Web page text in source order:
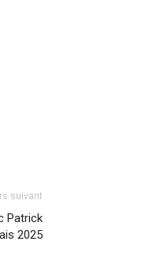
suivant
Patrick
2025